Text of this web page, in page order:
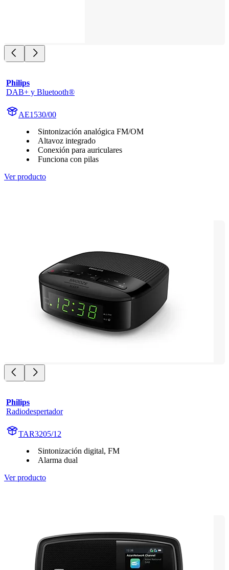
Philips
DAB+ y Bluetooth®
AE1530/00
Sintonización analógica FM/OM
Altavoz integrado
Conexión para auriculares
Funciona con pilas
Ver producto
Philips
Radiodespertador
TAR3205/12
Sintonización digital, FM
Alarma dual
Ver producto